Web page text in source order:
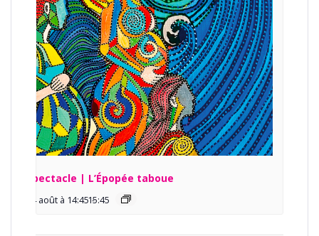
Spectacle | L’Épopée taboue
14 août à 14:45 -
15:45